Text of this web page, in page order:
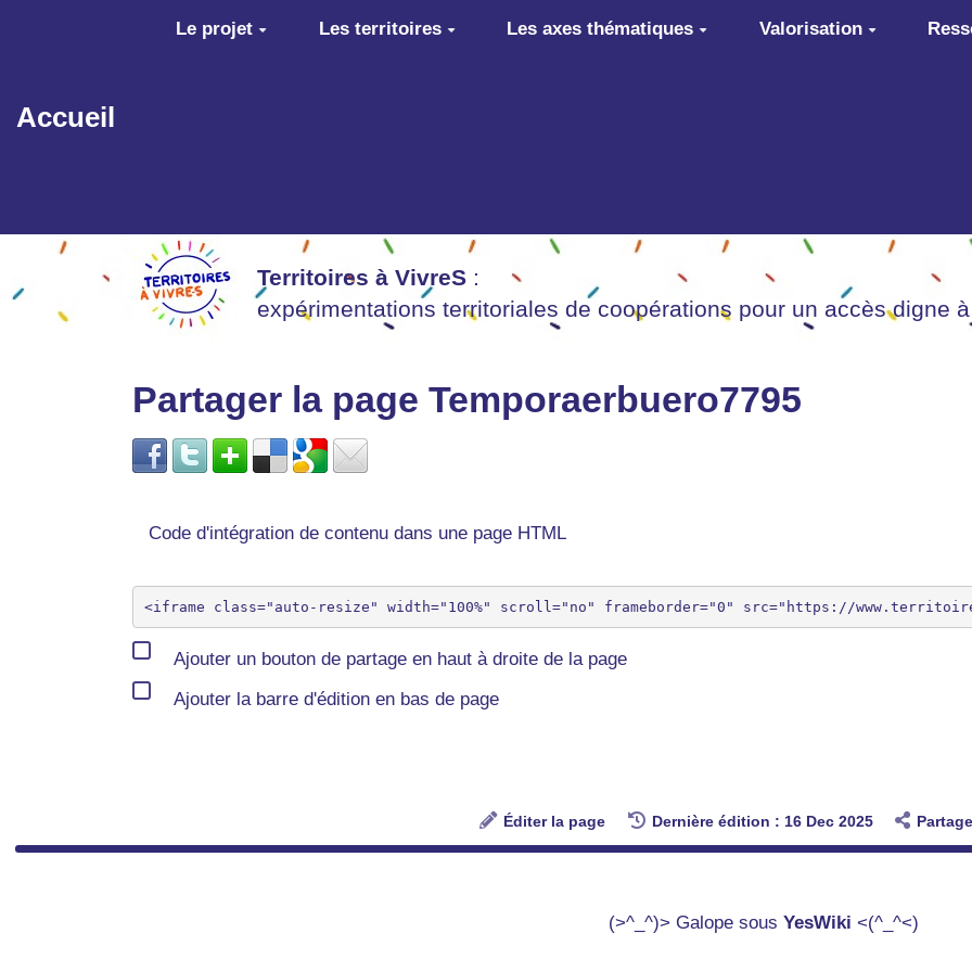
Aller au contenu principal
Accueil
Le projet Les territoires Les axes thématiques Valorisation
Territoires à VivreS :
expérimentations territoriales de coopérations pour un accès digne
Partager la page Temporaerbuero7795
Code d'intégration de contenu dans une page HTML
Ajouter un bouton de partage en haut à droite de la page
Ajouter la barre d'édition en bas de page
Éditer la page Dernière édition : 16 Dec 2025
(>^_^)> Galope sous YesWiki <(^_^<)